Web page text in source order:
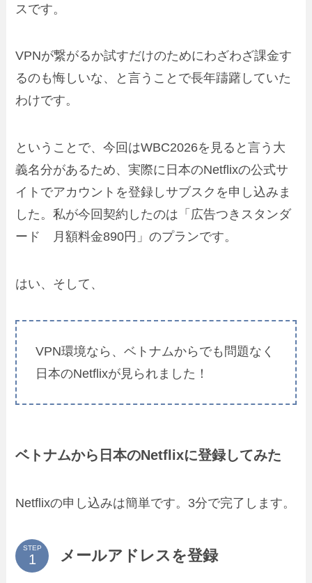
スです。
VPNが繋がるか試すだけのためにわざわざ課金す
るのも悔しいな、と言うことで長年躊躇していた
わけです。
ということで、今回はWBC2026を見ると言う大
義名分があるため、実際に日本のNetflixの公式サ
イトでアカウントを登録しサブスクを申し込みま
した。私が今回契約したのは「広告つきスタンダ
ード 月額料金890円」のプランです。
はい、そして、
VPN環境なら、ベトナムからでも問題なく
日本のNetflixが見られました！
ベトナムから日本のNetflixに登録してみた
Netflixの申し込みは簡単です。3分で完了します。
STEP メールアドレスを登録